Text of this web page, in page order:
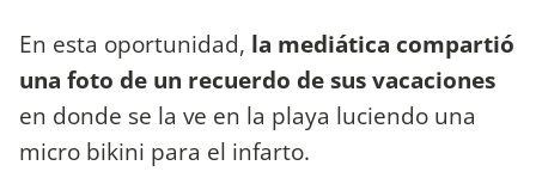
En esta oportunidad, la mediática compartió
una foto de un recuerdo de sus vacaciones
en donde se la ve en la playa luciendo una
micro bikini para el infarto.